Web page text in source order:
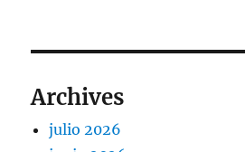
Archives
julio 2026